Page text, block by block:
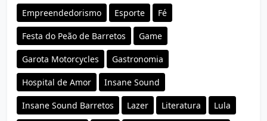
Empreendedorismo Esporte Fé
Festa do Peão de Barretos Game
Garota Motorcycles Gastronomia
Hospital de Amor Insane Sound
Insane Sound Barretos Lazer Literatura Lula